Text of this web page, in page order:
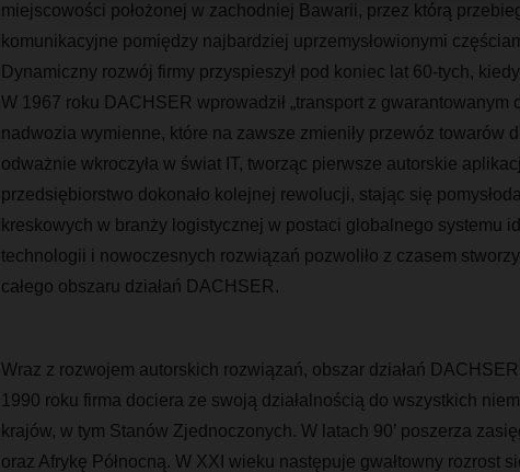
miejscowości położonej w zachodniej Bawarii, przez którą
komunikacyjne pomiędzy najbardziej uprzemysłowionymi
Dynamiczny rozwój firmy przyspieszył pod koniec lat 60-tych,
W 1967 roku DACHSER wprowadził „transport z gwarantowanym
nadwozia wymienne, które na zawsze zmieniły przewóz towarów
odważnie wkroczyła w świat IT, tworząc pierwsze autorskie
przedsiębiorstwo dokonało kolejnej rewolucji, stając się
kreskowych w branży logistycznej w postaci globalnego systemu
technologii i nowoczesnych rozwiązań pozwoliło z czasem
całego obszaru działań DACHSER.
Wraz z rozwojem autorskich rozwiązań, obszar działań
1990 roku firma dociera ze swoją działalnością do wszystkich
krajów, w tym Stanów Zjednoczonych. W latach 90’ poszerza
oraz Afrykę Północną. W XXI wieku następuje gwałtowny rozrost